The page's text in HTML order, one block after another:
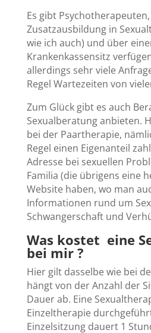
Es gibt
Zusatzausbildung in
wie ich auch) und über
Krankenkassensitz
allerdings sehr viele
Regel Wartezeiten von
Zum Glück gibt es auch
Sexualberatung anbieten.
bei der Paartherapie,
Regel einen Eigenanteil
Adresse bei sexuellen
Familia (die übrigens eine
Website haben, wo man
Informationen rund um
Schwangerschaft und
Was kostet eine
bei mir ?
Hier gilt dasselbe wie bei
hängt von der Anzahl der
Dauer ab. Eine
Einzeltherapie
Einzelsitzung dauert 1